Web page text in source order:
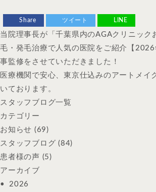
Share ツイート LINE
当院理事長が「千葉県内のAGAクリニック
毛・発毛治療で人気の医院をご紹介【
事監修をさせていただきました！
医療機関で安心、東京仕込みのアートメイ
いております。
スタッフブログ一覧
カテゴリー
お知らせ (69)
スタッフブログ (84)
患者様の声 (5)
アーカイブ
2026